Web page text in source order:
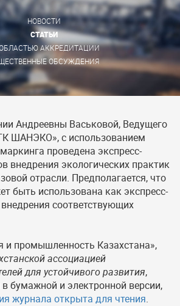
НОВОСТИ
СТАТЬИ
АККРЕДИТАЦИИ
ОБСУЖДЕНИЯ
Андреевны Васьковой, Ведущего
ШАНЭКО», с использованием
проведена экспресс-
внедрения экологических практик
отрасли. Предполагается, что
быть использована как экспресс-
соответствующих
и промышленность Казахстана»,
ассоциацией
для устойчивого развития,
в бумажной и электронной версии,
журнала открыта для чтения.